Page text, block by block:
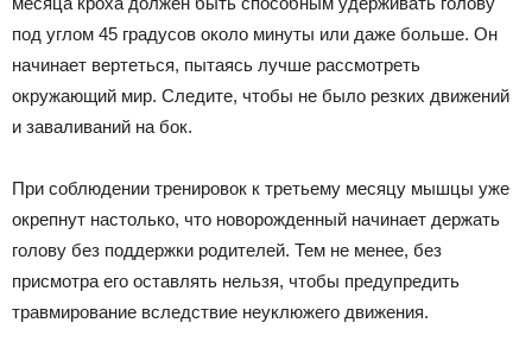
под углом 45 градусов около минуты или даже больше. Он
начинает вертеться, пытаясь лучше рассмотреть
окружающий мир. Следите, чтобы не было резких движений
и заваливаний на бок.
При соблюдении тренировок к третьему месяцу мышцы уже
окрепнут настолько, что новорожденный начинает держать
голову без поддержки родителей. Тем не менее, без
присмотра его оставлять нельзя, чтобы предупредить
травмирование вследствие неуклюжего движения.